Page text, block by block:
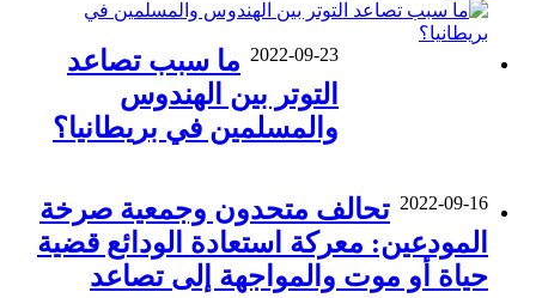
2022-09-23 ما سبب تصاعد
التوتر بين الهندوس
والمسلمين في بريطانيا؟
2022-09-16 تحالف متحدون وجمعية صرخة
المودعين: معركة استعادة الودائع قضية
حياة أو موت والمواجهة إلى تصاعد